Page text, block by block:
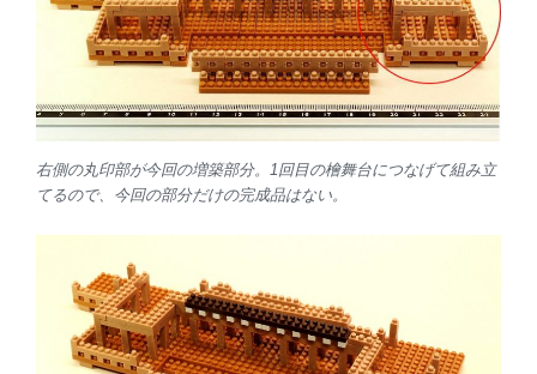
右側の丸印部が今回の増築部分。1回目の檜舞台につなげて組み立
てるので、今回の部分だけの完成品はない。